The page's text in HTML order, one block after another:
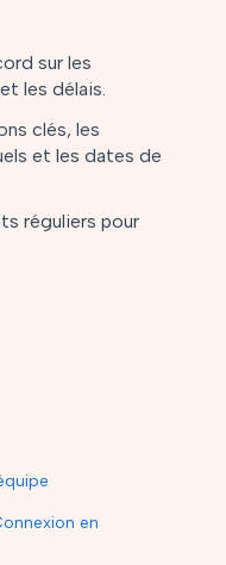
sur les
les délais.
clés, les
et les dates de
réguliers pour
en